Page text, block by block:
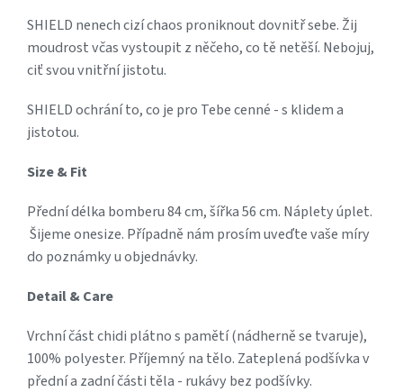
SHIELD nenech cizí chaos proniknout dovnitř sebe. Žij
moudrost včas vystoupit z něčeho, co tě netěší. Nebojuj,
ciť svou vnitřní jistotu.
SHIELD ochrání to, co je pro Tebe cenné - s klidem a
jistotou.
Size & Fit
Přední délka bomberu 84 cm, šířka 56 cm. Náplety úplet.
Šijeme onesize. Případně nám prosím uveďte vaše míry
do poznámky u objednávky.
Detail & Care
Vrchní část chidi plátno s pamětí (nádherně se tvaruje),
100% polyester. Příjemný na tělo. Zateplená podšívka v
přední a zadní části těla - rukávy bez podšívky.